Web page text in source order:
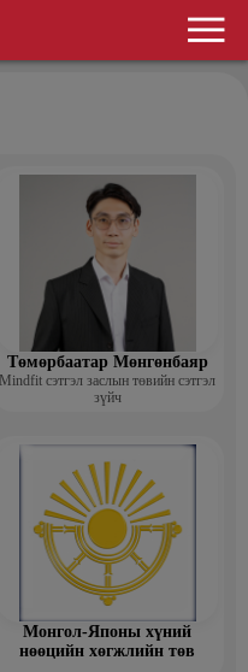
Төмөрбаатар Мөнгөнбаяр
Mindfit сэтгэл заслын төвийн сэтгэл
зүйч
Монгол-Японы хүний
нөөцийн хөгжлийн төв